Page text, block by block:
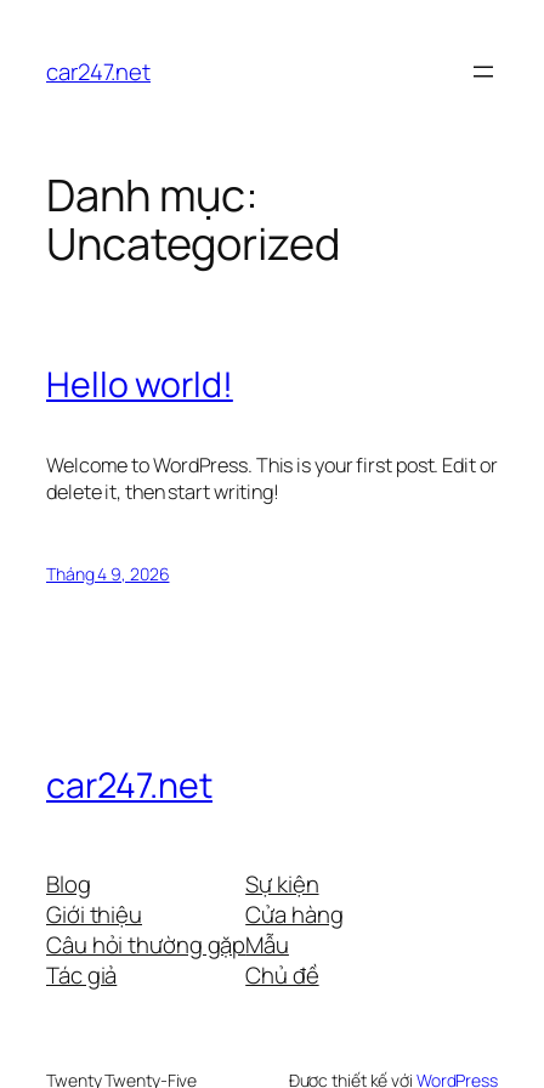
phầncar247.net
Danh mục:
Uncategorized
Hello world!
Welcome to WordPress. This is your first post. Edit or
delete it, then start writing!
Tháng 4 9, 2026
car247.net
Blog
Giới thiệu
Câu hỏi thường gặp
Tác giả
Sự kiện
Cửa hàng
Mẫu
Chủ đề
Twenty Twenty-Five Được thiết kế với WordPress